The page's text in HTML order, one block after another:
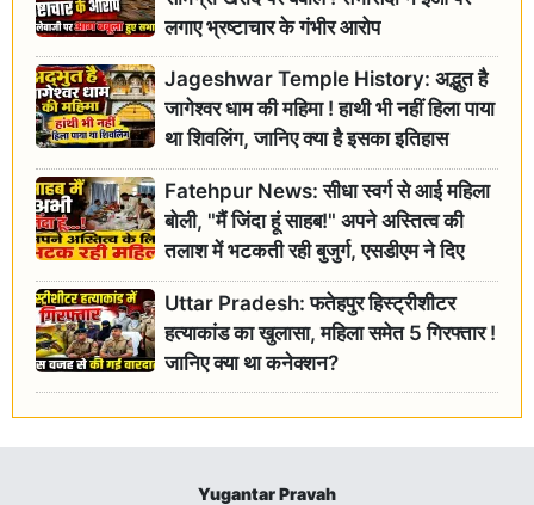
लगाए भ्रष्टाचार के गंभीर आरोप
Jageshwar Temple History: अद्भुत है
जागेश्वर धाम की महिमा ! हाथी भी नहीं हिला पाया
था शिवलिंग, जानिए क्या है इसका इतिहास
Fatehpur News: सीधा स्वर्ग से आई महिला
बोली, "मैं जिंदा हूं साहब!" अपने अस्तित्व की
तलाश में भटकती रही बुजुर्ग, एसडीएम ने दिए
जांच के आदेश
Uttar Pradesh: फतेहपुर हिस्ट्रीशीटर
हत्याकांड का खुलासा, महिला समेत 5 गिरफ्तार !
जानिए क्या था कनेक्शन?
Yugantar Pravah